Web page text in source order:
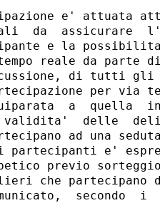
e' attuata
da  assicurare
e la
reale da
di tutti gli
per via
a  quella
validita'  delle
ad una
e'
previo
che partecipano
secondo